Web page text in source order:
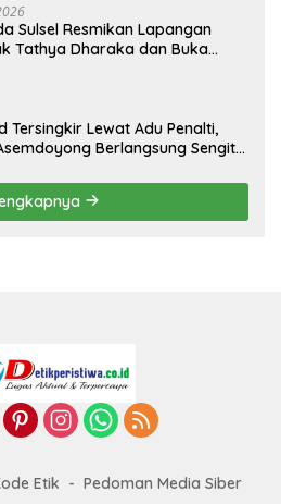
Sulsel Resmikan Lapangan
Tathya Dharaka dan Buka
Tersingkir Lewat Adu Penalti,
Berlangsung Sengit
Etik
Pedoman Media Siber